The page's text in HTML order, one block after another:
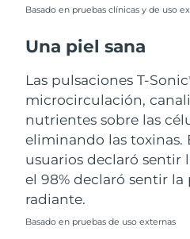
Basado en pruebas clínicas y de uso
Una piel sana
Las pulsaciones T-Sonic
microcirculación,
nutrientes sobre las
eliminando las toxinas.
usuarios declaró sentir
el 98% declaró sentir la
radiante.
Basado en pruebas de uso externas
Singapur
Eslovaquia
Eslovenia
Sudáfrica
Corea del Sur
España